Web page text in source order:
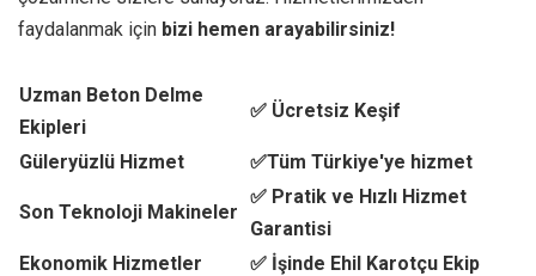
faydalanmak için bizi hemen arayabilirsiniz!
Uzman Beton Delme
Ekipleri
✅ Ücretsiz Keşif
Güleryüzlü Hizmet ✅Tüm Türkiye'ye hizmet
Son Teknoloji Makineler
✅ Pratik ve Hızlı Hizmet
Garantisi
Ekonomik Hizmetler
✅ İşinde Ehil Karotçu Ekip